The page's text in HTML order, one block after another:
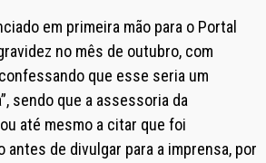
em primeira mão para o Portal
no mês de outubro, com
que esse seria um
sendo que a assessoria da
até mesmo a citar que foi
antes de divulgar para a imprensa, por